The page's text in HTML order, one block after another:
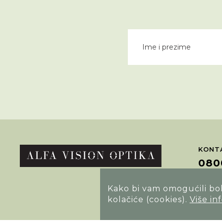
Kako bi vam omogućili
kolačiće (cookies). Više